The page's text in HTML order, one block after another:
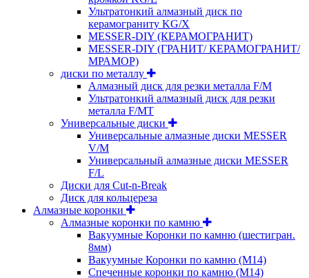
Ультратонкий алмазный диск по
керамограниту KG/X
MESSER-DIY (КЕРАМОГРАНИТ)
MESSER-DIY (ГРАНИТ/ КЕРАМОГРАНИТ/
МРАМОР)
диски по металлу
Алмазный диск для резки металла F/M
Ультратонкий алмазный диск для резки
металла F/MT
Универсальные диски
Универсальные алмазные диски MESSER
V/M
Универсальный алмазные диски MESSER
F/L
Диски для Cut-n-Break
Диск для кольцереза
Алмазные коронки
Алмазные коронки по камню
Вакуумные Коронки по камню (шестигран.
8мм)
Вакуумные Коронки по камню (M14)
Спеченные коронки по камню (M14)